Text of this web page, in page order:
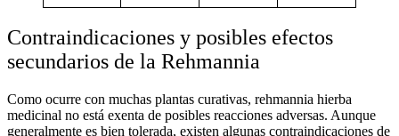
Contraindicaciones y posibles efectos
secundarios de la Rehmannia
Como ocurre con muchas plantas curativas, rehmannia hierba
medicinal no está exenta de posibles reacciones adversas. Aunque
generalmente es bien tolerada, existen algunas contraindicaciones de